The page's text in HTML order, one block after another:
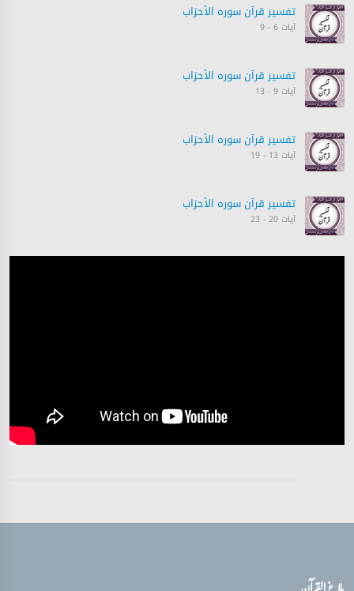
تفسیر قرآن سورہ ‎الأحزاب‎
آیات 6 - 9
تفسیر قرآن سورہ ‎الأحزاب‎
آیات 9 - 13
تفسیر قرآن سورہ ‎الأحزاب‎
آیات 13 - 19
تفسیر قرآن سورہ ‎الأحزاب‎
آیات 20 - 23
تفسیر قرآن سورہ ‎الأحزاب‎